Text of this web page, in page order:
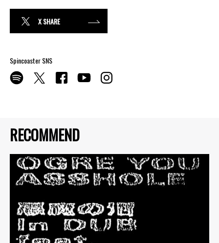
RECOMMEND
X SHARE
Spincoaster SNS